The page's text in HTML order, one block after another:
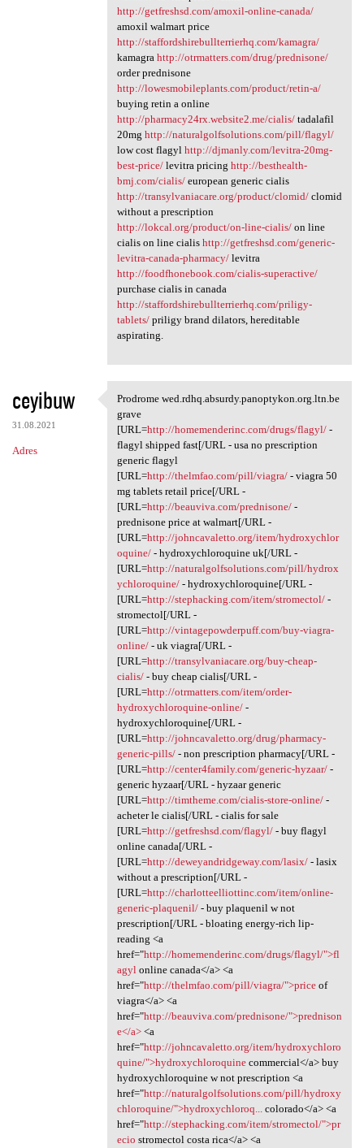
http://getfreshsd.com/amoxil-online-canada/
amoxil walmart price
http://staffordshirebullterrierhq.com/kamagra/
kamagra http://otrmatters.com/drug/prednisone/
order prednisone
http://lowesmobileplants.com/product/retin-a/
buying retin a online
http://pharmacy24rx.website2.me/cialis/tadalafil
20mg http://naturalgolfsolutions.com/pill/flagyl/
low cost flagyl http://djmanly.com/levitra-20mg-
best-price/levitra pricing http://besthealth-
bmj.com/cialis/european generic cialis
http://transylvaniacare.org/product/clomid/clomid
without a prescription
http://lokcal.org/product/on-line-cialis/on line
cialis on line cialis http://getfreshsd.com/generic-
levitra-canada-pharmacy/levitra
http://foodfhonebook.com/cialis-superactive/
purchase cialis in canada
http://staffordshirebullterrierhq.com/priligy-
tablets/priligy brand dilators, hereditable
aspirating.
ceyibuw
31.08.2021
Adres
Prodrome wed.rdhq.absurdy
Prodrome wed.rdhq.absurdy.panoptykon.org.ltn.be
grave
[URL=http://homemenderinc.com/drugs/flagyl/-
flagyl shipped fast[/URL - usa no prescription
generic flagyl
[URL=http://thelmfao.com/pill/viagra/- viagra 50
mg tablets retail price[/URL -
[URL=http://beauviva.com/prednisone/-
prednisone price at walmart[/URL -
[URL=http://johncavaletto.org/item/hydroxychlor
oquine/- hydroxychloroquine uk[/URL -
[URL=http://naturalgolfsolutions.com/pill/hydrox
ychloroquine/- hydroxychloroquine[/URL -
[URL=http://stephacking.com/item/stromectol/-
stromectol[/URL -
[URL=http://vintagepowderpuff.com/buy-viagra-
online/- uk viagra[/URL -
[URL=http://transylvaniacare.org/buy-cheap-
cialis/- buy cheap cialis[/URL -
[URL=http://otrmatters.com/item/order-
hydroxychloroquine-online/-
hydroxychloroquine[/URL -
[URL=http://johncavaletto.org/drug/pharmacy-
generic-pills/- non prescription pharmacy[/URL -
[URL=http://center4family.com/generic-hyzaar/-
generic hyzaar[/URL - hyzaar generic
[URL=http://timtheme.com/cialis-store-online/-
acheter le cialis[/URL - cialis for sale
[URL=http://getfreshsd.com/flagyl/- buy flagyl
online canada[/URL -
[URL=http://deweyandridgeway.com/lasix/- lasix
without a prescription[/URL -
[URL=http://charlotteelliottinc.com/item/online-
generic-plaquenil/- buy plaquenil w not
prescription[/URL - bloating energy-rich lip-
reading <a
href="http://homemenderinc.com/drugs/flagyl/">fl
agylonline canada</a> <a
href="http://thelmfao.com/pill/viagra/">priceof
viagra</a> <a
href="http://beauviva.com/prednisone/">prednison
e</a><a
href="http://johncavaletto.org/item/hydroxychloro
quine/">hydroxychloroquinecommercial</a> buy
hydroxychloroquine w not prescription <a
href="http://naturalgolfsolutions.com/pill/hydroxy
chloroquine/">hydroxychloroq...colorado</a> <a
href="http://stephacking.com/item/stromectol/">pr
ecio stromectol costa rica</a> <a